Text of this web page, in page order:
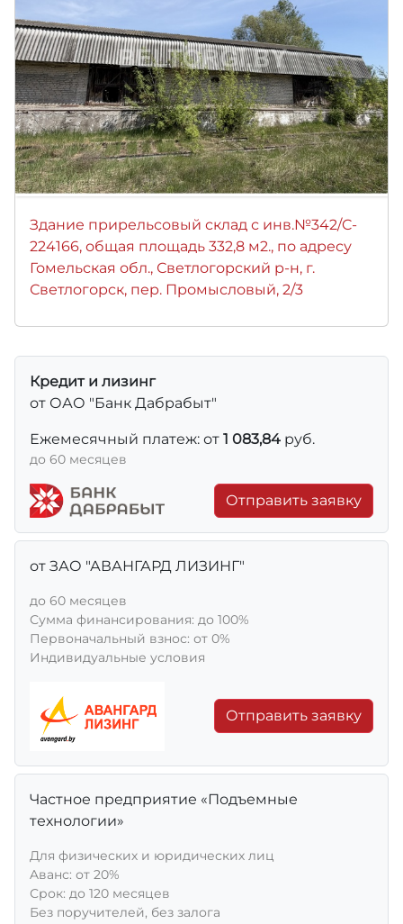
Здание прирельсовый склад с инв.№342/C-
224166, общая площадь 332,8 м2., по адресу
Гомельская обл., Светлогорский р-н, г.
Светлогорск, пер. Промысловый, 2/3
Кредит и лизинг
от ОАО "Банк Дабрабыт"
Ежемесячный платеж: от 1 083,84 руб.
до 60 месяцев
Отправить заявку
от ЗАО "АВАНГАРД ЛИЗИНГ"
до 60 месяцев
Сумма финансирования: до 100%
Первоначальный взнос: от 0%
Индивидуальные условия
Отправить заявку
Частное предприятие «Подъемные
технологии»
Для физических и юридических лиц
Aванс: от 20%
Срок: до 120 месяцев
Без поручителей, без залога